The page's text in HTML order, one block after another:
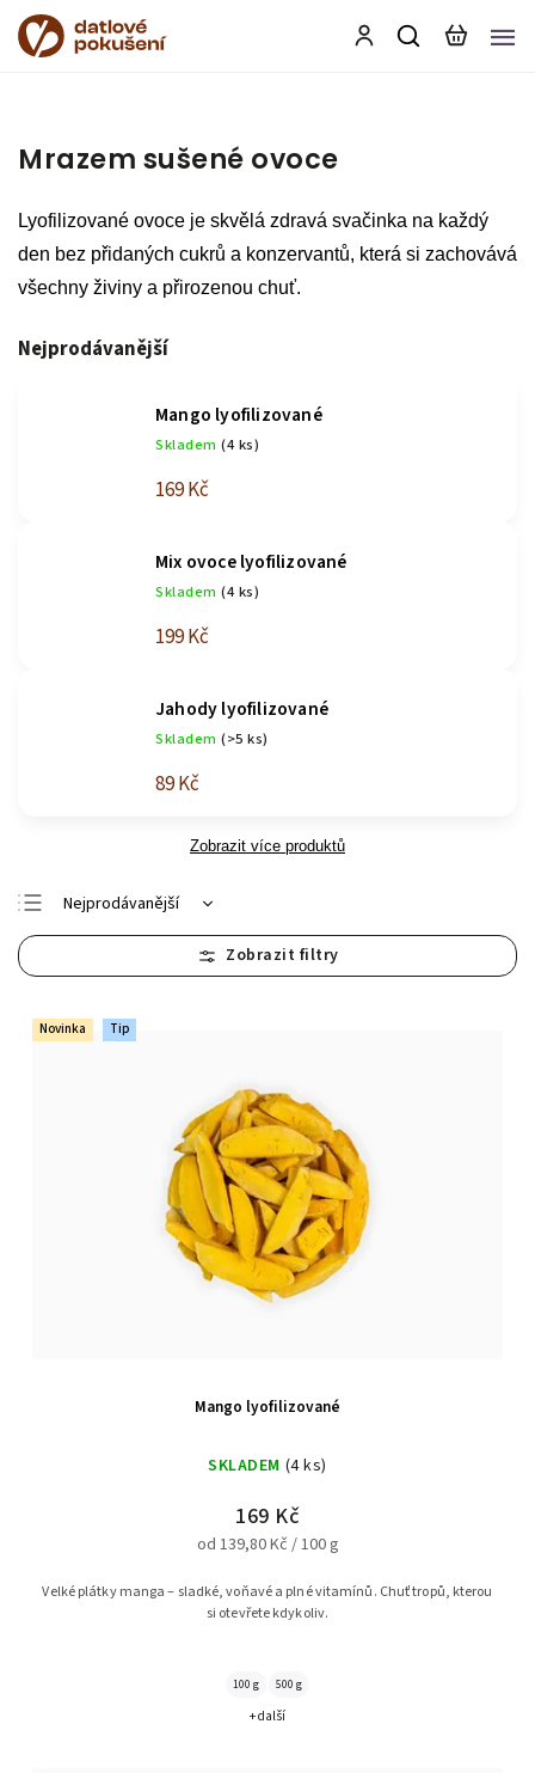
Mrazem sušené ovoce
Lyofilizované ovoce je skvělá zdravá svačinka na každý
den bez přidaných cukrů a konzervantů, která si zachovává
všechny živiny a přirozenou chuť.
Nejprodávanější
Mango lyofilizované
Skladem (4 ks)
169 Kč
Mix ovoce lyofilizované
Skladem (4 ks)
199 Kč
Jahody lyofilizované
Skladem (>5 ks)
89 Kč
Zobrazit více produktů
Abecedně
Nejlevnější
Nejdražší
Nejprodávanější
Novinka Tip
Mango lyofilizované
SKLADEM (4 ks)
169 Kč
od 139,80 Kč / 100 g
Velké plátky manga – sladké, voňavé a plné vitamínů. Chuť tropů, kterou
si otevřete kdykoliv.
100 g 500 g
+ další